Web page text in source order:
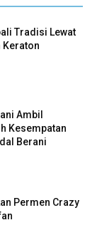
Tradisi Lewat
Keraton
Ambil
Kesempatan
Berani
Permen Crazy